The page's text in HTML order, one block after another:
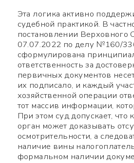
Эта логика активно
судебной практикой. В
постановлении Верховного
07.07.2022 по делу №160/
сформулирована
ответственность за
первичных документов
их подписало, и каждый
хозяйственной операции
тот массив информации,
При этом суд допускает,
орган может доказывать
осмотрительности, а
наличие вины
формальном наличии